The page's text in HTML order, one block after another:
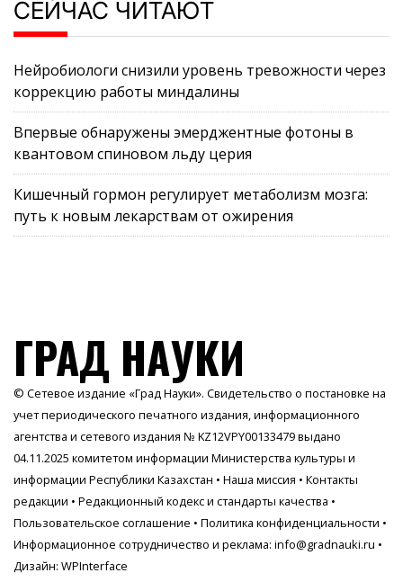
СЕЙЧАС ЧИТАЮТ
Нейробиологи снизили уровень тревожности через
коррекцию работы миндалины
Впервые обнаружены эмерджентные фотоны в
квантовом спиновом льду церия
Кишечный гормон регулирует метаболизм мозга:
путь к новым лекарствам от ожирения
ГРАД НАУКИ
© Сетевое издание «Град Науки». Свидетельство о постановке на
учет периодического печатного издания, информационного
агентства и сетевого издания № KZ12VPY00133479 выдано
04.11.2025 комитетом информации Министерства культуры и
информации Республики Казахстан • Наша миссия • Контакты
редакции • Редакционный кодекс и стандарты качества •
Пользовательское соглашение • Политика конфиденциальности •
Информационное сотрудничество и реклама: info@gradnauki.ru •
Дизайн: WPInterface